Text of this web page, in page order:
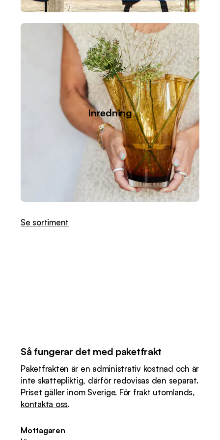
Inredning
Se sortiment
Så fungerar det med paketfrakt
Paketfrakten är en administrativ kostnad och är
inte skattepliktig, därför redovisas den separat.
Priset gäller inom Sverige. För frakt utomlands,
kontakta oss.
Mottagaren